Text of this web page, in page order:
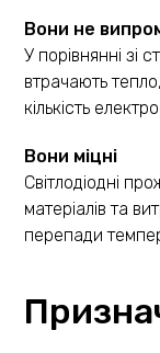
Вони не
У порівнянні зі
втрачають
кількість
Вони міцні
Світлодіодні
матеріалів та
перепади